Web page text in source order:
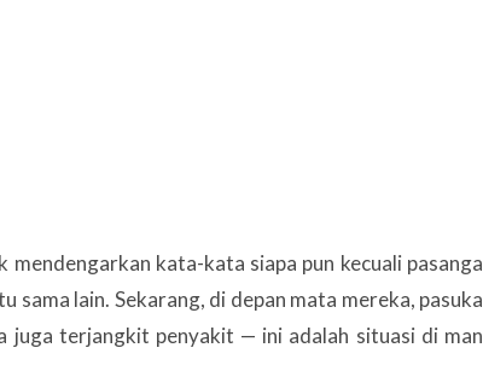
kata-kata siapa pun kecuali
lain. Sekarang, di depan mata mereka,
juga terjangkit penyakit — ini adalah situasi di